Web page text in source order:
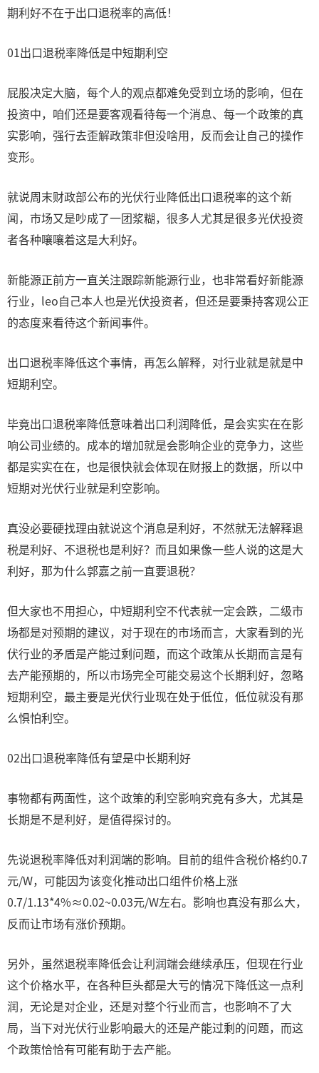
期利好不在于出口退税率的高低！
01出口退税率降低是中短期利空
屁股决定大脑，每个人的观点都难免受到立场的影响，但在
投资中，咱们还是要客观看待每一个消息、每一个政策的真
实影响，强行去歪解政策非但没啥用，反而会让自己的操作
变形。
就说周末财政部公布的光伏行业降低出口退税率的这个新
闻，市场又是吵成了一团浆糊，很多人尤其是很多光伏投资
者各种嚷嚷着这是大利好。
新能源正前方一直关注跟踪新能源行业，也非常看好新能源
行业，leo自己本人也是光伏投资者，但还是要秉持客观公正
的态度来看待这个新闻事件。
出口退税率降低这个事情，再怎么解释，对行业就是就是中
短期利空。
毕竟出口退税率降低意味着出口利润降低，是会实实在在影
响公司业绩的。成本的增加就是会影响企业的竞争力，这些
都是实实在在，也是很快就会体现在财报上的数据，所以中
短期对光伏行业就是利空影响。
真没必要硬找理由就说这个消息是利好，不然就无法解释退
税是利好、不退税也是利好？而且如果像一些人说的这是大
利好，那为什么郭嘉之前一直要退税？
但大家也不用担心，中短期利空不代表就一定会跌，二级市
场都是对预期的建议，对于现在的市场而言，大家看到的光
伏行业的矛盾是产能过剩问题，而这个政策从长期而言是有
去产能预期的，所以市场完全可能交易这个长期利好，忽略
短期利空，最主要是光伏行业现在处于低位，低位就没有那
么惧怕利空。
02出口退税率降低有望是中长期利好
事物都有两面性，这个政策的利空影响究竟有多大，尤其是
长期是不是利好，是值得探讨的。
先说退税率降低对利润端的影响。目前的组件含税价格约0.7
元/W，可能因为该变化推动出口组件价格上涨
0.7/1.13*4%≈0.02~0.03元/W左右。影响也真没有那么大，
反而让市场有涨价预期。
另外，虽然退税率降低会让利润端会继续承压，但现在行业
这个价格水平，在各种巨头都是大亏的情况下降低这一点利
润，无论是对企业，还是对整个行业而言，也影响不了大
局，当下对光伏行业影响最大的还是产能过剩的问题，而这
个政策恰恰有可能有助于去产能。